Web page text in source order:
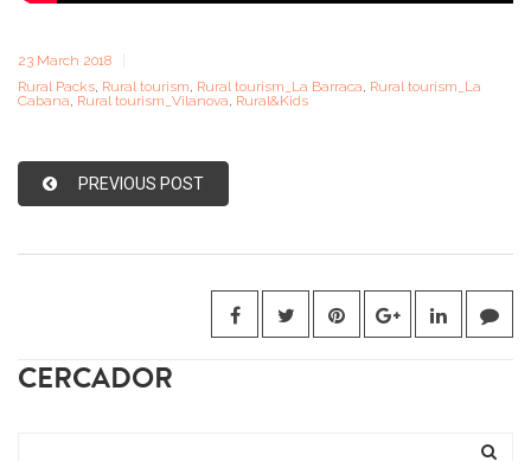
23 March 2018
Rural Packs, Rural tourism, Rural tourism_La Barraca, Rural tourism_La
Cabana, Rural tourism_Vilanova, Rural&Kids
PREVIOUS POST
CERCADOR